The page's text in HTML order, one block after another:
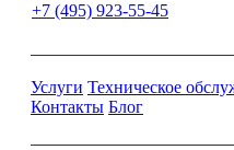
+7 (495) 923-55-45
Услуги Техническое
Контакты Блог